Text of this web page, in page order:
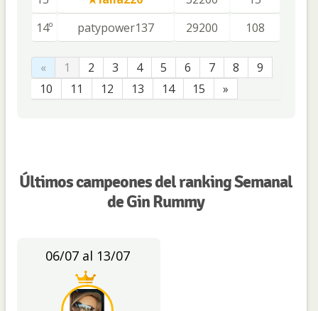
14º
patypower137 29200 108
« 1 2 3 4 5 6 7 8
9
10
11 12 13 14 15 »
Últimos campeones del ranking Semanal
de Gin Rummy
06/07 al 13/07